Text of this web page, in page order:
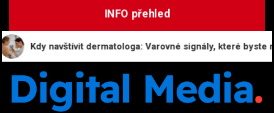
content
INFO přehled
navštívit dermatologa: Varovné signály, které byste neměli